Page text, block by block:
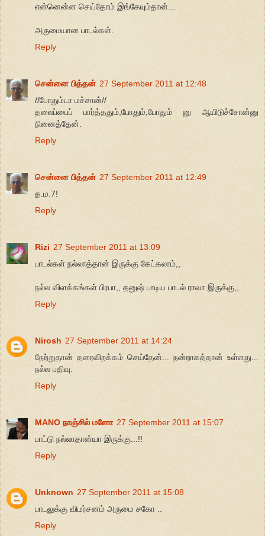
என்னென்ன செய்தோம் இங்கேயும்தான்...
அருமையான பாடல்கள்.
Reply
சென்னை பித்தன் 27 September 2011 at 12:48
//போதும்டா மச்சான்//
தலைப்பைப் பார்த்ததும்,போதும்,போதும் னு ஆயிடுச்சோன்னு
நினைத்தேன்.
Reply
சென்னை பித்தன் 27 September 2011 at 12:49
த.ம.7!
Reply
Rizi 27 September 2011 at 13:09
பாடல்கள் நல்லாத்தான் இருக்கு கேட்கலாம்,,
நல்ல விளக்கங்கள் பிரபா,, தனுஷ் பாடிய பாடல் ராவா இருக்கு,,
Reply
Nirosh 27 September 2011 at 14:24
நேற்றுதான் தரைவிறக்கம் செய்தேன்... நன்றாகத்தான் உள்ளது...
நல்ல பதிவு.
Reply
MANO நாஞ்சில் மனோ 27 September 2011 at 15:07
பாட்டு நல்லாதான்யா இருக்கு...!!
Reply
Unknown 27 September 2011 at 15:08
பாடலுக்கு விமர்சனம் அருமை சகோ ..
Reply